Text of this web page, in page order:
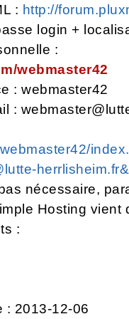
: http://
login +
:
webmaster42
: webmaster42
:
nécessaire,
Hosting vient
:
: 2013-12-06